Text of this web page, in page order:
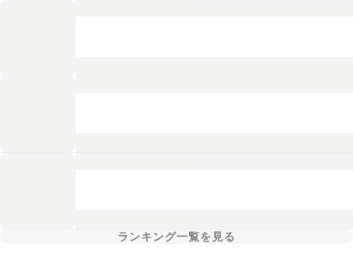
ランキング一覧を見る